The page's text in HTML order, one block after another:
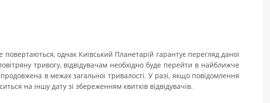
однак Київський Планетарій гарантує перегляд даної
тривогу, відвідувачам необхідно буде перейти в найближче
в межах загальної тривалості. У разі, якщо повідомлення
на іншу дату зі збереженням квитків відвідувачів.